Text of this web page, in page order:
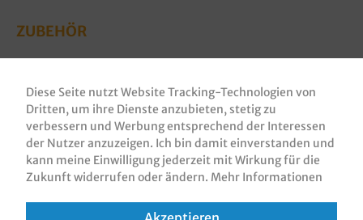
ZUBEHÖR
Diese Seite nutzt Website Tracking-Technologien von
Dritten, um ihre Dienste anzubieten, stetig zu
verbessern und Werbung entsprechend der Interessen
der Nutzer anzuzeigen. Ich bin damit einverstanden und
kann meine Einwilligung jederzeit mit Wirkung für die
Zukunft widerrufen oder ändern. Mehr Informationen